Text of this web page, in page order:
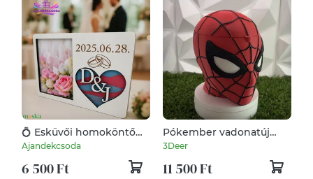
💍 Esküvői homoköntő
képkeret 💍
Ajandekcsoda
6 500 Ft
Pókember vadonatúj
nap popcorn tarto
3Deer
11 500 Ft